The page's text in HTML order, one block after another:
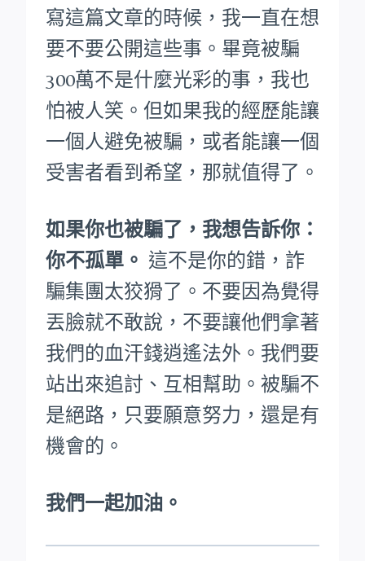
寫這篇文章的時候，我一直在想
要不要公開這些事。畢竟被騙
300萬不是什麼光彩的事，我也
怕被人笑。 但如果我的經歷能讓
一個人避免被騙，或者能讓一個
受害者看到希望，那就值得了。
如果你也被騙了，我想告訴你：
你不孤單。 這不是你的錯，詐
騙集團太狡猾了。不要因為覺得
丟臉就不敢說，不要讓他們拿著
我們的血汗錢逍遙法外。 我們要
站出來追討、互相幫助。被騙不
是絕路，只要願意努力，還是有
機會的。
我們一起加油。